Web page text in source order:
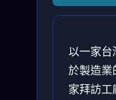
以一家台
於製造業
家拜訪